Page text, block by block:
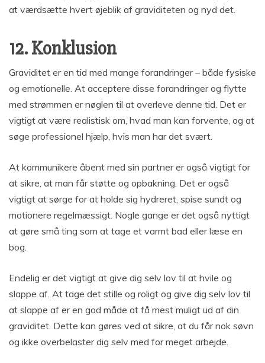
at værdsætte hvert øjeblik af graviditeten og nyd det.
12. Konklusion
Graviditet er en tid med mange forandringer – både fysiske
og emotionelle. At acceptere disse forandringer og flytte
med strømmen er nøglen til at overleve denne tid. Det er
vigtigt at være realistisk om, hvad man kan forvente, og at
søge professionel hjælp, hvis man har det svært.
At kommunikere åbent med sin partner er også vigtigt for
at sikre, at man får støtte og opbakning. Det er også
vigtigt at sørge for at holde sig hydreret, spise sundt og
motionere regelmæssigt. Nogle gange er det også nyttigt
at gøre små ting som at tage et varmt bad eller læse en
bog.
Endelig er det vigtigt at give dig selv lov til at hvile og
slappe af. At tage det stille og roligt og give dig selv lov til
at slappe af er en god måde at få mest muligt ud af din
graviditet. Dette kan gøres ved at sikre, at du får nok søvn
og ikke overbelaster dig selv med for meget arbejde.